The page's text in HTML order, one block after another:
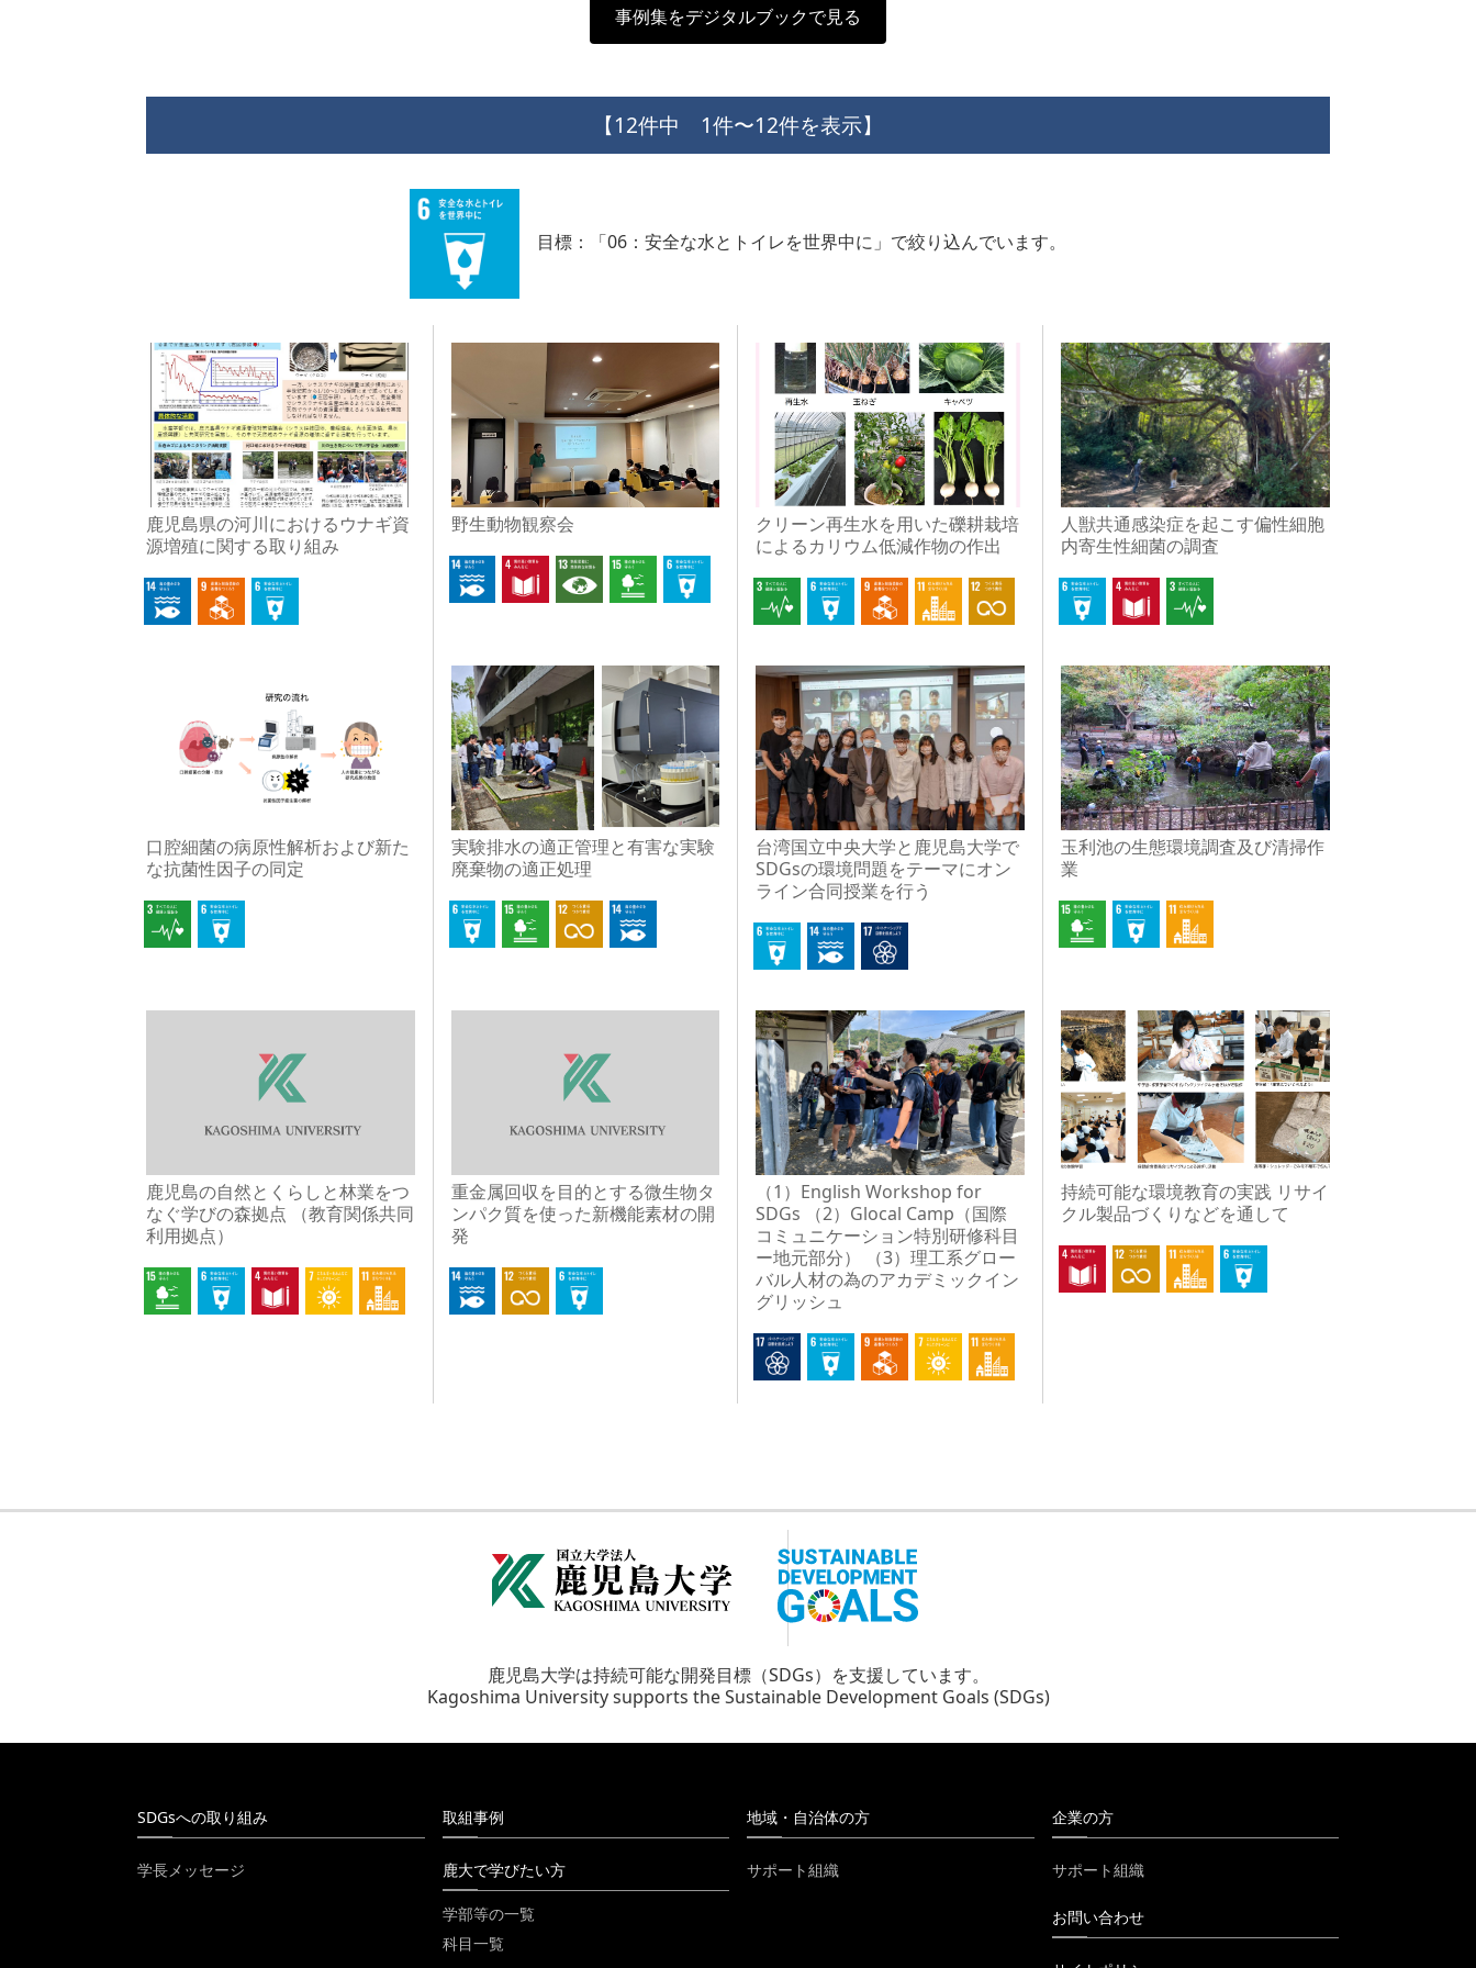
事例集をデジタルブックで見る
【12件中 1件〜12件を表示】
目標：「06：安全な水とトイレを世界中に」で絞り込んでいます。
鹿児島県の河川におけるウナギ資
源増殖に関する取り組み
野生動物観察会
クリーン再生水を用いた礫耕栽培
によるカリウム低減作物の作出
人獣共通感染症を起こす偏性細胞
内寄生性細菌の調査
口腔細菌の病原性解析および新た
な抗菌性因子の同定
実験排水の適正管理と有害な実験
廃棄物の適正処理
台湾国立中央大学と鹿児島大学で
SDGsの環境問題をテーマにオン
ライン合同授業を行う
玉利池の生態環境調査及び清掃作
業
鹿児島の自然とくらしと林業をつ
なぐ学びの森拠点 （教育関係共同
利用拠点）
重金属回収を目的とする微生物タ
ンパク質を使った新機能素材の開
発
（1）English Workshop for
SDGs （2）Glocal Camp（国際
コミュニケーション特別研修科目
ー地元部分） （3）理工系グロー
バル人材の為のアカデミックイン
グリッシュ
持続可能な環境教育の実践 リサイ
クル製品づくりなどを通して
鹿児島大学は持続可能な開発目標（SDGs）を支援しています。
Kagoshima University supports the Sustainable Development Goals (SDGs)
SDGsへの取り組み
学長メッセージ
取組事例
鹿大で学びたい方
学部等の一覧
科目一覧
地域・自治体の方
サポート組織
企業の方
サポート組織
お問い合わせ